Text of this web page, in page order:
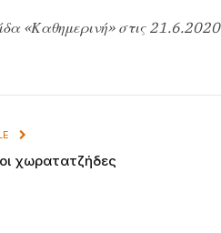
«Καθημερινή» στις 21.6.2020
χωρατατζήδες